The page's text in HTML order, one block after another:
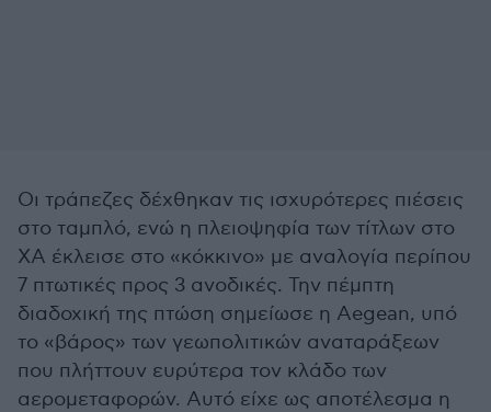
Οι τράπεζες δέχθηκαν τις ισχυρότερες πιέσεις
στο ταμπλό, ενώ η πλειοψηφία των τίτλων στο
ΧΑ έκλεισε στο «κόκκινο» με αναλογία περίπου
7 πτωτικές προς 3 ανοδικές. Την πέμπτη
διαδοχική της πτώση σημείωσε η Aegean, υπό
το «βάρος» των γεωπολιτικών αναταράξεων
που πλήττουν ευρύτερα τον κλάδο των
αερομεταφορών. Αυτό είχε ως αποτέλεσμα η